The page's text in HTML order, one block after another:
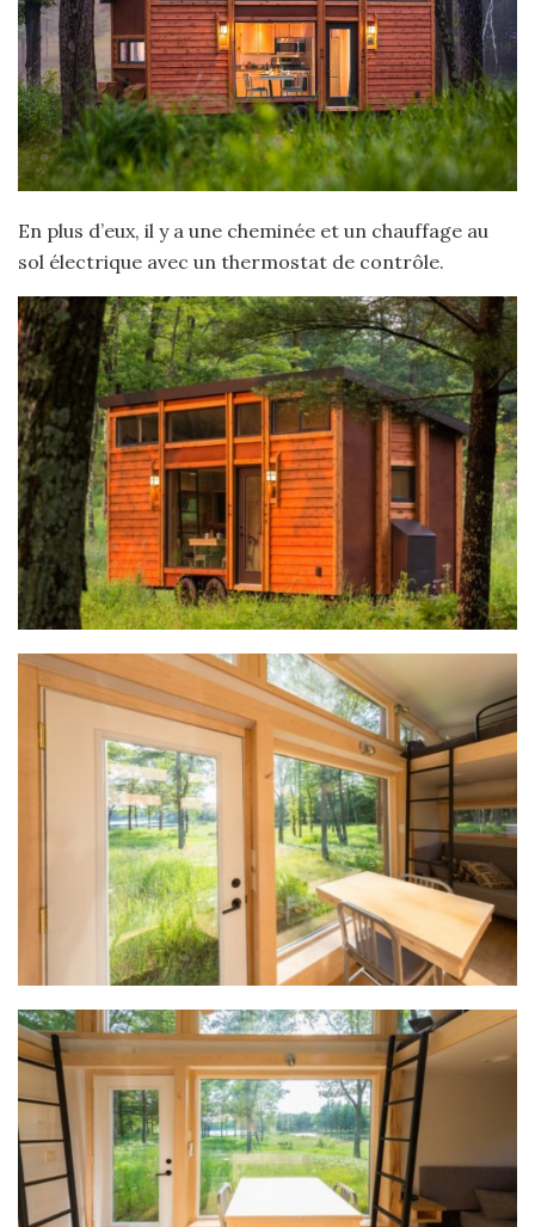
En plus d’eux, il y a une cheminée et un chauffage au
sol électrique avec un thermostat de contrôle.